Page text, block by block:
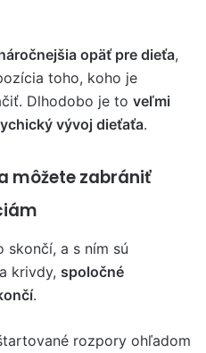
opäť pre dieťa,
toho, koho je
Dlhodobo je to veľmi
vývoj dieťaťa.
môžete zabrániť
skončí, a s ním sú
krivdy, spoločné
.
rozpory ohľadom